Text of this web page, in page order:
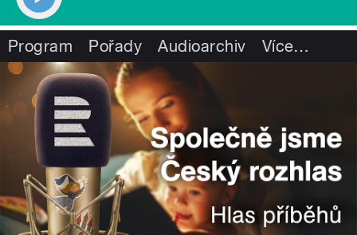
Program Pořady Audioarchiv Více…